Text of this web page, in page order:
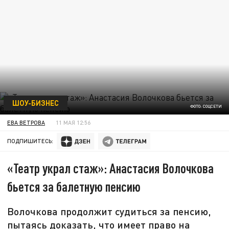
ФОТО: СОЦСЕТИ
ШОУ-БИЗНЕС
ЕВА ВЕТРОВА 11 МАЯ 12:56
ПОДПИШИТЕСЬ:
«Театр украл стаж»: Анастасия Волочкова
бьется за балетную пенсию
Волочкова продолжит судиться за пенсию,
пытаясь доказать, что имеет право на